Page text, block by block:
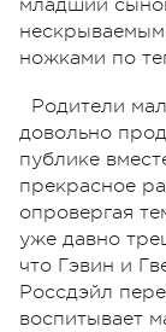
младший
ножками по
Родители
довольно
публике
прекрасное
опровергая
уже давно
что Гэвин и
Россдэйл
воспитывает